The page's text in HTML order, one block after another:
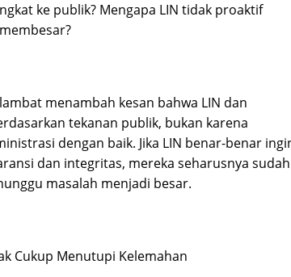
ke publik? Mengapa LIN tidak proaktif
menambah kesan bahwa LIN dan
tekanan publik, bukan karena
dengan baik. Jika LIN benar-benar
dan integritas, mereka seharusnya sudah
masalah menjadi besar.
Cukup Menutupi Kelemahan